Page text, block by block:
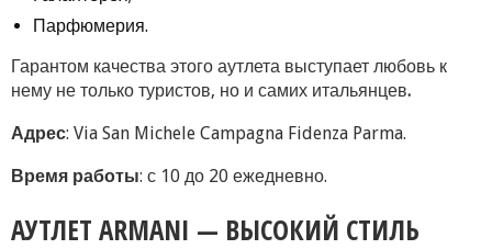
Парфюмерия.
Гарантом качества этого аутлета выступает любовь к
нему не только туристов, но и самих итальянцев.
Адрес: Via San Michele Campagna Fidenza Parma.
Время работы: с 10 до 20 ежедневно.
АУТЛЕТ ARMANI — ВЫСОКИЙ СТИЛЬ